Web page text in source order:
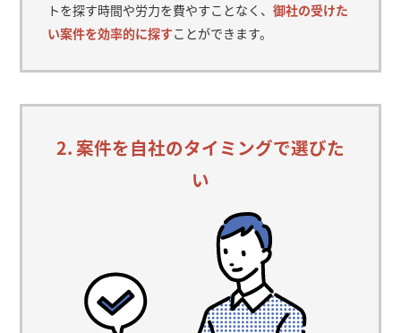
トを探す時間や労力を費やすことなく、御社の受けた
い案件を効率的に探すことができます。
2. 案件を自社のタイミングで選びた
い